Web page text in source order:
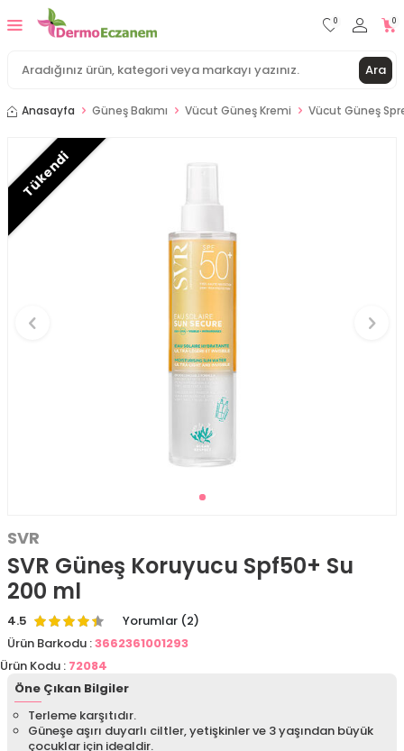
Ara
0 0
Anasayfa Güneş Bakımı Vücut Güneş Kremi Vücut Güneş
Tükendi
SVR
SVR Güneş Koruyucu Spf50+ Su
200 ml
4.5
Yorumlar (2)
Ürün Barkodu :3662361001293
Ürün Kodu : 72084
Öne Çıkan Bilgiler
Terleme karşıtıdır.
Güneşe aşırı duyarlı ciltler, yetişkinler ve 3 yaşından büyük
çocuklar için idealdir.